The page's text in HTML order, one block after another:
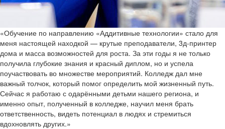
«Обучение по направлению «Аддитивные технологии» стало для
меня настоящей находкой — крутые преподаватели, 3д-принтер
дома и масса возможностей для роста. За эти годы я не только
получила глубокие знания и красный диплом, но и успела
поучаствовать во множестве мероприятий. Колледж дал мне
важный толчок, который помог определить мой жизненный путь.
Сейчас я работаю с одарёнными детьми нашего региона, и
именно опыт, полученный в колледже, научил меня брать
ответственность, видеть потенциал в людях и стремиться
вдохновлять других.»